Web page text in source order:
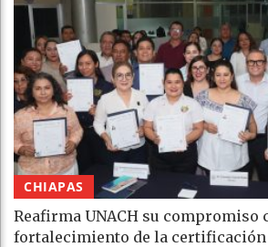
CHIAPAS
Reafirma UNACH su compromiso
fortalecimiento de la certificación